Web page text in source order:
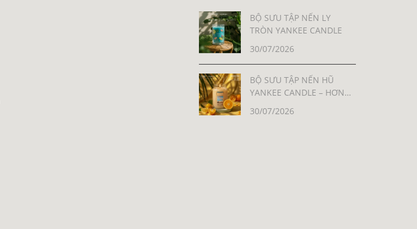
BỘ SƯU TẬP NẾN LY
TRÒN YANKEE CANDLE
30/07/2026
BỘ SƯU TẬP NẾN HŨ
YANKEE CANDLE – HƠN
LÀ MỘT CẢM XÚC
30/07/2026